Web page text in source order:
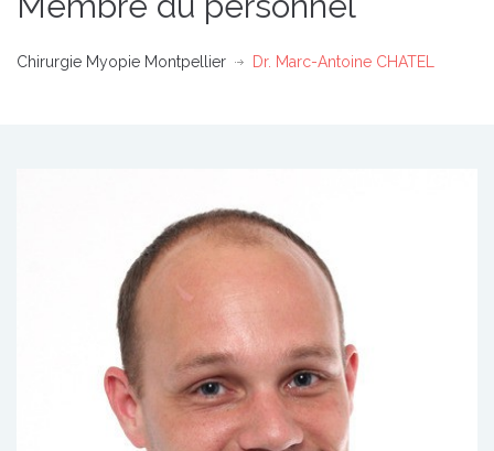
Chirurgie Myopie Montpellier Dr. Marc-Antoine CHATEL